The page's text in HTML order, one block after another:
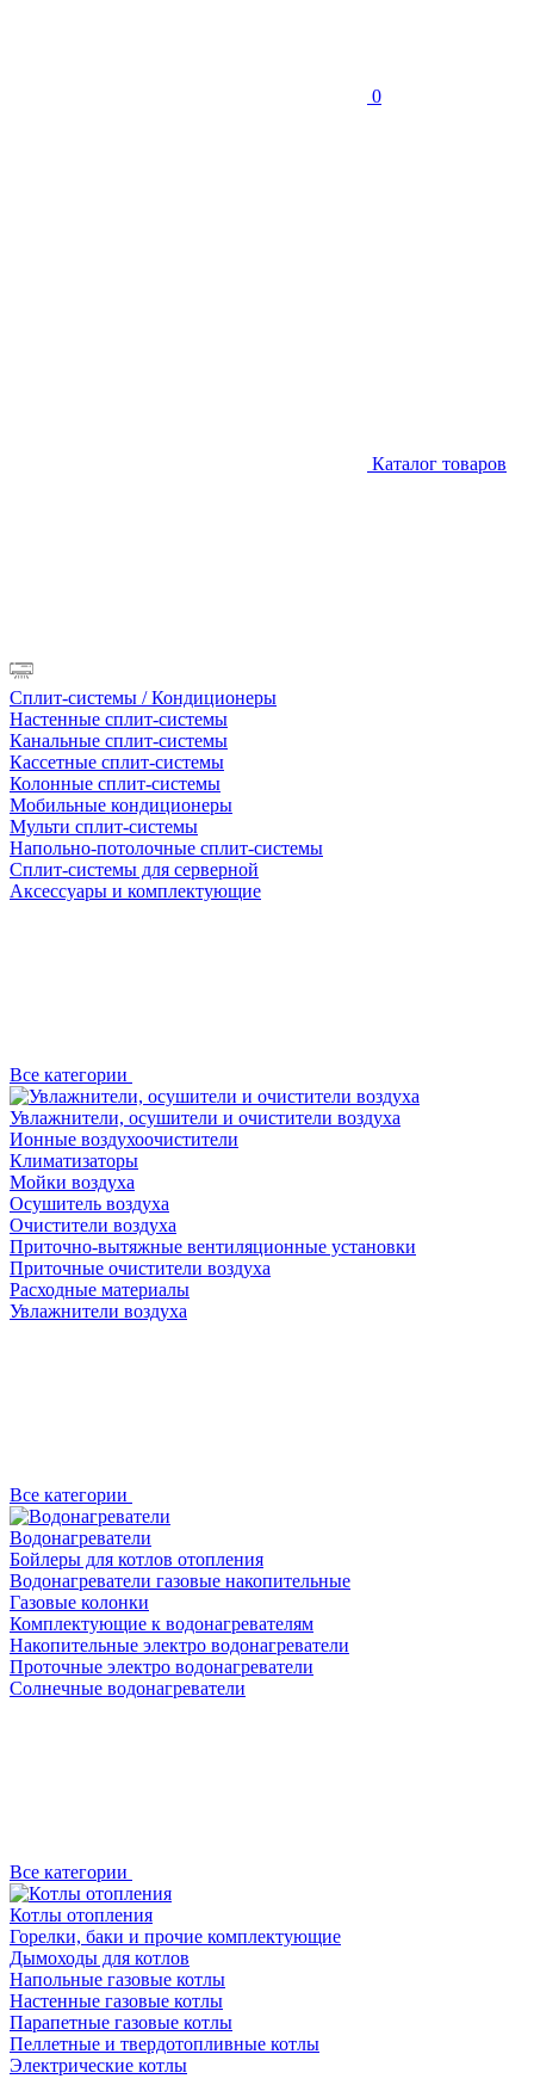
0
Каталог товаров
Сплит-системы / Кондиционеры
Настенные сплит-системы
Канальные сплит-системы
Кассетные сплит-системы
Колонные сплит-системы
Мобильные кондиционеры
Мульти сплит-системы
Напольно-потолочные сплит-системы
Сплит-системы для серверной
Аксессуары и комплектующие
Все категории
Увлажнители, осушители и очистители воздуха
Ионные воздухоочистители
Климатизаторы
Мойки воздуха
Осушитель воздуха
Очистители воздуха
Приточно-вытяжные вентиляционные установки
Приточные очистители воздуха
Расходные материалы
Увлажнители воздуха
Все категории
Водонагреватели
Бойлеры для котлов отопления
Водонагреватели газовые накопительные
Газовые колонки
Комплектующие к водонагревателям
Накопительные электро водонагреватели
Проточные электро водонагреватели
Солнечные водонагреватели
Все категории
Котлы отопления
Горелки, баки и прочие комплектующие
Дымоходы для котлов
Напольные газовые котлы
Настенные газовые котлы
Парапетные газовые котлы
Пеллетные и твердотопливные котлы
Электрические котлы